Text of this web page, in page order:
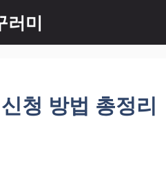
러미
청 방법 총정리